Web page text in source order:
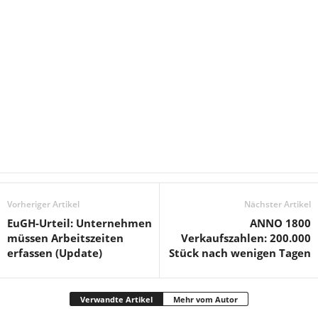
Vorheriger Artikel
EuGH-Urteil: Unternehmen
müssen Arbeitszeiten
erfassen (Update)
Nächster Artikel
ANNO 1800
Verkaufszahlen: 200.000
Stück nach wenigen Tagen
Verwandte Artikel Mehr vom Autor